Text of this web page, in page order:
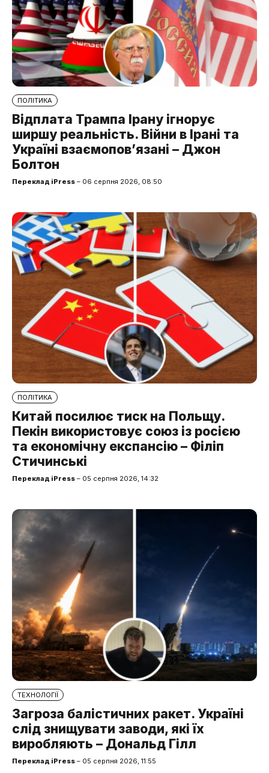
ПОЛІТИКА
Відплата Трампа Ірану ігнорує
ширшу реальність. Війни в Ірані та
Україні взаємопов’язані – Джон
Болтон
Переклад iPress – 06 серпня 2026, 08:50
ПОЛІТИКА
Китай посилює тиск на Польщу.
Пекін використовує союз із росією
та економічну експансію – Філіп
Стичинські
Переклад iPress – 05 серпня 2026, 14:32
ТЕХНОЛОГІЇ
Загроза балістичних ракет. Україні
слід знищувати заводи, які їх
виробляють – Дональд Гілл
Переклад iPress – 05 серпня 2026, 11:55